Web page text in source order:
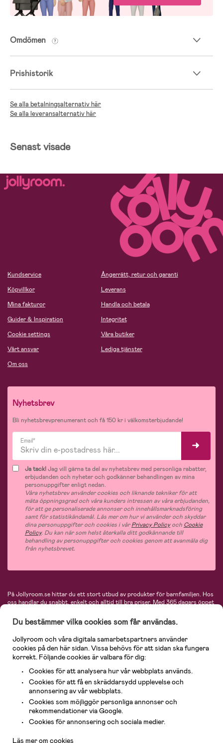
Omdömen
Prishistorik
Se alla betalningsalternativ här
Se alla leveransalternativ här
Senast visade
Kundservice
Köpvillkor
Mina fakturor
Guider & Inspiration
Cookie settings
Vårt ansvar
Om oss
Ångerrätt, retur och garanti
Leverans
Handla och betala
Integritet
Våra butiker
Lediga tjänster
Nyhetsbrev
Bli nyhetsbrevprenumerant och få 150 kr i välkomsterbjudande!
Email*
Ja tack!Jag vill gärna ta del av nyhetsbrev med personliga rabatter,
erbjudanden och nyheter och godkänner behandlingen av mina
personuppgifter enligt nedan.
Våra nyhetsbrev använder cookies och liknande tekniker för att
mäta öppningsgrad och våra kunders intressen av våra erbjudanden,
för att ge personaliserade annonser och innehållsmarknadsföring
samt för statistikändamål. Läs mer om hur vi använder och skyddar
dina personuppgifter och cookies i vårPrivacy Policyoch Cookie
Policy. Du kan när som helst återkalla ditt godkännande till
behandling av personuppgifter och cookies genom att avanmäla dig
från nyhetsbrevet.
På Jollyroom.se hittar du ett stort utbud av produkter för barnfamiljen. Hos
oss handlar du snabbt, enkelt och alltid till bra priser.Med 365 dagars öppet
hos oss. I vårt sortiment hittar du barnvagnar, bilstolar, kläder för barn och
baby, produkter för mamman, massor av inspirerande inredning, leksaker,
babyprodukter och mycket mer. Vi erbjuder produkter från välkända
varumärken så som Britax, Maxi-Cosi, Baby Jogger, BabyBjörn, Didriksons,
KidKraft, Ergobaby, Philips Avent, Neonate, Cybex, LEGO och många fler.
Välkommen in och kika runt i Nordens största barn- och babybutik på nätet!
Du bestämmer vilka cookies som får användas.
Jollyroom och våra digitala samarbetspartners använder
cookies på den här sidan. Vissa behövs för att sidan ska fungera
korrekt. Följande cookies är valbara för dig:
Cookies för att analysera hur vår webbplats används.
Cookies för att få en skräddarsydd upplevelse och
annonsering av vår webbplats.
Cookies som möjliggör personliga annonser och
rekommendationer via Google.
Cookies för annonsering och sociala medier.
Läs mer om cookies